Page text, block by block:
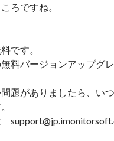
ろですね。
です。
料バージョンアップグ
題がありましたら、い